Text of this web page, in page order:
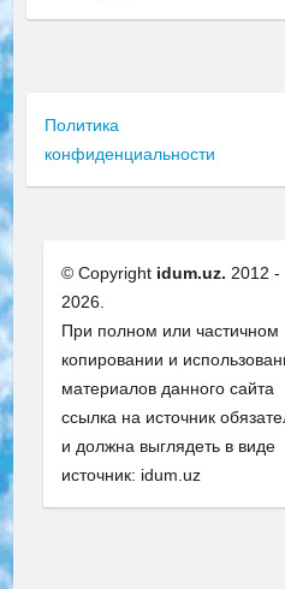
Политика
конфиденциальности
© Copyright idum.uz. 2012 -
2026.
При полном или частичном
копировании и
материалов данного сайта
ссылка на источник
и должна выглядеть в виде
источник: idum.uz